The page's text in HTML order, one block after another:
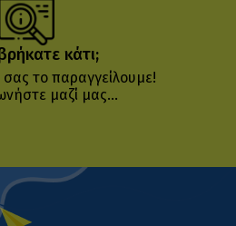
κάτι;
το παραγγείλουμε!
μαζί μας...